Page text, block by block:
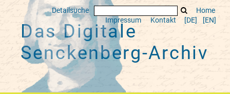
Detailsuche
Home
Impressum
Kontakt [DE] [EN]
Das Digitale
Senckenberg-Archiv